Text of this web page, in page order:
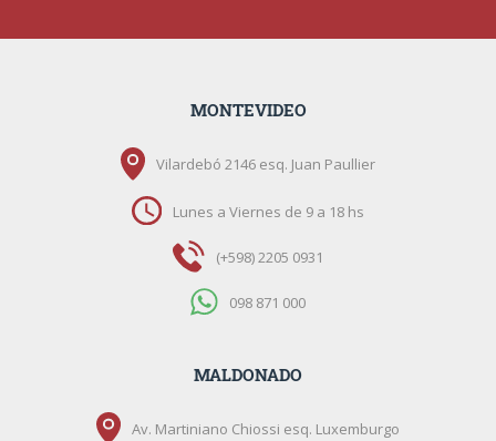
MONTEVIDEO
Vilardebó 2146 esq. Juan Paullier
Lunes a Viernes de 9 a 18 hs
(+598) 2205 0931
098 871 000
MALDONADO
Av. Martiniano Chiossi esq. Luxemburgo